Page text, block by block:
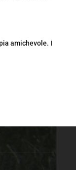
amichevole. I